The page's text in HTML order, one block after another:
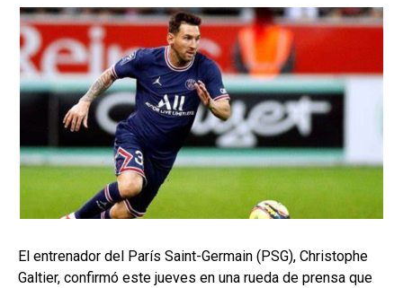
El entrenador del París Saint-Germain (PSG), Christophe
Galtier, confirmó este jueves en una rueda de prensa que